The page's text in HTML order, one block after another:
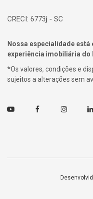
CRECI: 6773j - SC
Nossa especialidade
experiência imobiliária do
*Os valores, condições e
sujeitos a alterações sem
Youtube FacebookInstagram